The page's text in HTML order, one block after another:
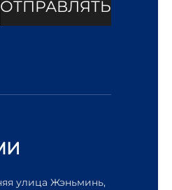
ОТПРАВЛЯТЬ
улица Жэньминь,